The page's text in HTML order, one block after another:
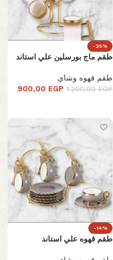
-25%
طقم ماج بورسلين علي استاند
طقم قهوه وشاي
1.200,00EGP
900,00 EGP
-14%
طقم قهوه علي استاند